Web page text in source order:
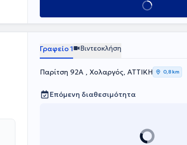
Κλείσε ραντεβού
Γραφείο 1 Βιντεοκλήση
Παρίτση 92Α , Χολαργός, ΑΤΤΙΚΗ 0,8 km
Επόμενη διαθεσιμότητα